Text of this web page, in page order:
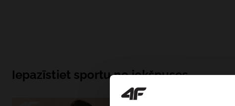
Iepazīstiet sportu no iekšpuses